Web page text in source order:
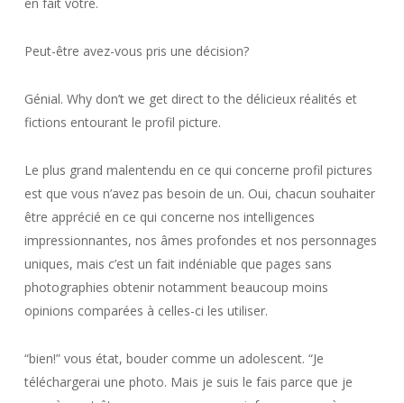
Peut-être avez-vous pris une décision?
Génial. Why don’t we get direct to the délicieux réalités et
fictions entourant le profil picture.
Le plus grand malentendu en ce qui concerne profil pictures
est que vous n’avez pas besoin de un. Oui, chacun souhaiter
être apprécié en ce qui concerne nos intelligences
impressionnantes, nos âmes profondes et nos personnages
uniques, mais c’est un fait indéniable que pages sans
photographies obtenir notamment beaucoup moins
opinions comparées à celles-ci les utiliser.
“bien!” vous état, bouder comme un adolescent. “Je
téléchargerai une photo. Mais je suis le fais parce que je